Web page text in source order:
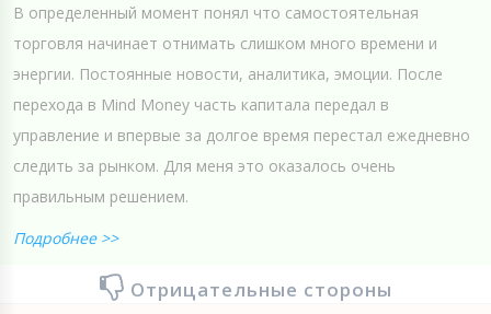
В определенный момент понял что самостоятельная
торговля начинает отнимать слишком много времени и
энергии. Постоянные новости, аналитика, эмоции. После
перехода в Mind Money часть капитала передал в
управление и впервые за долгое время перестал ежедневно
следить за рынком. Для меня это оказалось очень
правильным решением.
Подробнее >>
Отрицательные стороны